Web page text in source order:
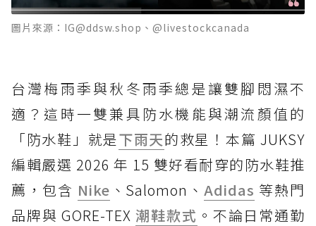
圖片來源：IG@ddsw.shop、@livestockcanada
台灣梅雨季與秋冬雨季總是讓雙腳悶濕不
適？這時一雙兼具防水機能與潮流顏值的
「防水鞋」就是下雨天的救星！本篇 JUKSY
編輯嚴選 2026 年 15 雙好看耐穿的防水鞋推
薦，包含 Nike 、Salomon、Adidas 等熱門
品牌與 GORE-TEX 潮鞋款式 。不論日常通勤